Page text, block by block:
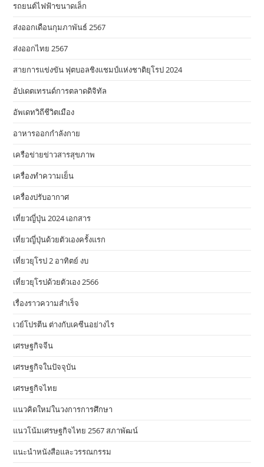
รถยนต์ไฟฟ้าขนาดเล็ก
ส่งออกเดือนกุมภาพันธ์ 2567
ส่งออกไทย 2567
สายการแข่งขัน ฟุตบอลชิงแชมป์แห่งชาติยุโรป 2024
อัปเดตเทรนด์การตลาดดิจิทัล
อัพเดทวิถีชีวิตเมือง
อาหารออกกําลังกาย
เครือข่ายข่าวสารสุขภาพ
เครื่องทำความเย็น
เครื่องปรับอากาศ
เที่ยวญี่ปุ่น 2024 เอกสาร
เที่ยวญี่ปุ่นด้วยตัวเองครั้งแรก
เที่ยวยุโรป 2 อาทิตย์ งบ
เที่ยวยุโรปด้วยตัวเอง 2566
เรื่องราวความสำเร็จ
เวย์โปรตีน ต่างกับเคซีนอย่างไร
เศรษฐกิจจีน
เศรษฐกิจในปัจจุบัน
เศรษฐกิจไทย
แนวคิดใหม่ในวงการการศึกษา
แนวโน้มเศรษฐกิจไทย 2567 สภาพัฒน์
แนะนำหนังสือและวรรณกรรม